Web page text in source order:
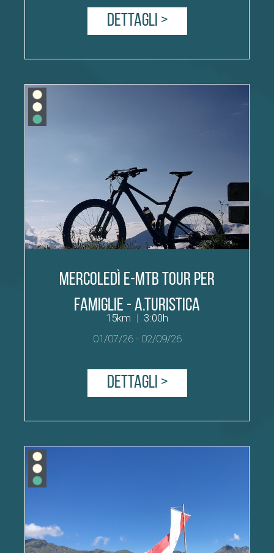
Dettagli >
MERCOLEDÌ E-MTB Tour per
famiglie - A.Turistica
15km | 3:00h
01/07/26- 02/09/26
Dettagli >